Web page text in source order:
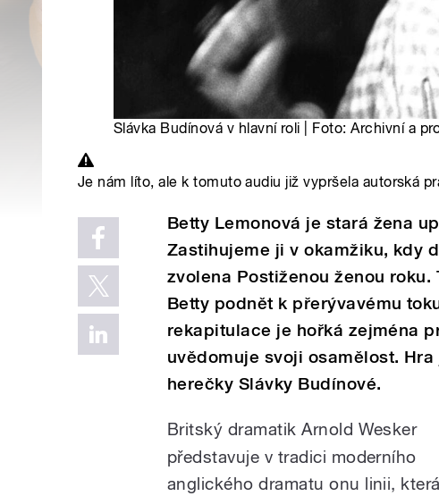
Slávka Budínová v hlavní roli | Foto: Archivní a
Je nám líto, ale k tomuto audiu již vypršela autorská
Betty Lemonová je stará žena
Zastihujeme ji v okamžiku, kdy
zvolena Postiženou ženou
Betty podnět k přerývavému
rekapitulace je hořká zejména
uvědomuje svoji osamělost.
herečky Slávky Budínové.
Britský dramatik Arnold Wesker
představuje v tradici moderního
anglického dramatu onu linii,